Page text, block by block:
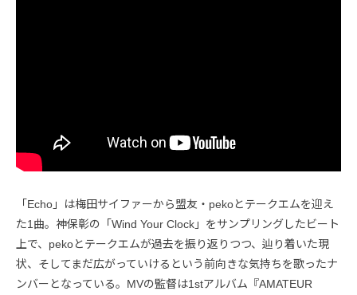
「Echo」は梅田サイファーから盟友・pekoとテークエムを迎え
た1曲。神保彰の「Wind Your Clock」をサンプリングしたビート
上で、pekoとテークエムが過去を振り返りつつ、辿り着いた現
状、そしてまだ広がっていけるという前向きな気持ちを歌ったナ
ンバーとなっている。MVの監督は1stアルバム『AMATEUR